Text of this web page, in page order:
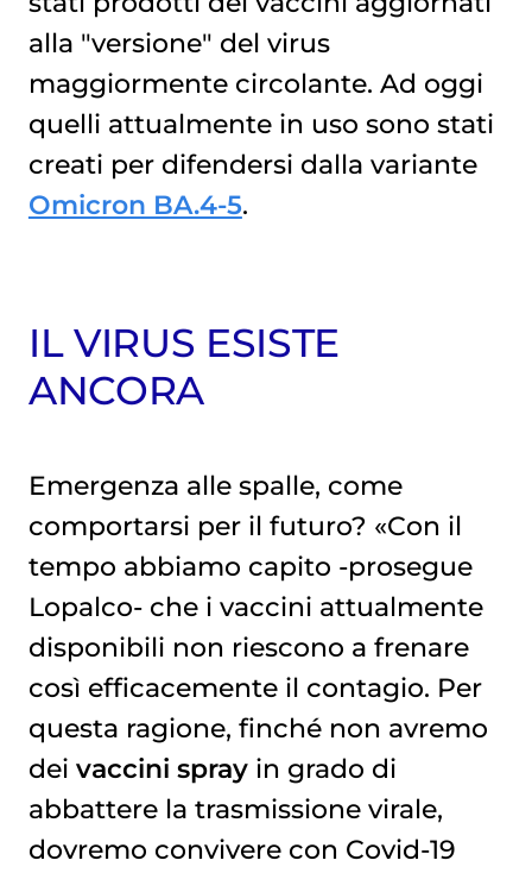
alla "versione" del virus
maggiormente circolante. Ad oggi
quelli attualmente in uso sono stati
creati per difendersi dalla variante
Omicron BA.4-5.
IL VIRUS ESISTE
ANCORA
Emergenza alle spalle, come
comportarsi per il futuro? «Con il
tempo abbiamo capito -prosegue
Lopalco- che i vaccini attualmente
disponibili non riescono a frenare
così efficacemente il contagio. Per
questa ragione, finché non avremo
dei vaccini sprayin grado di
abbattere la trasmissione virale,
dovremo convivere con Covid-19